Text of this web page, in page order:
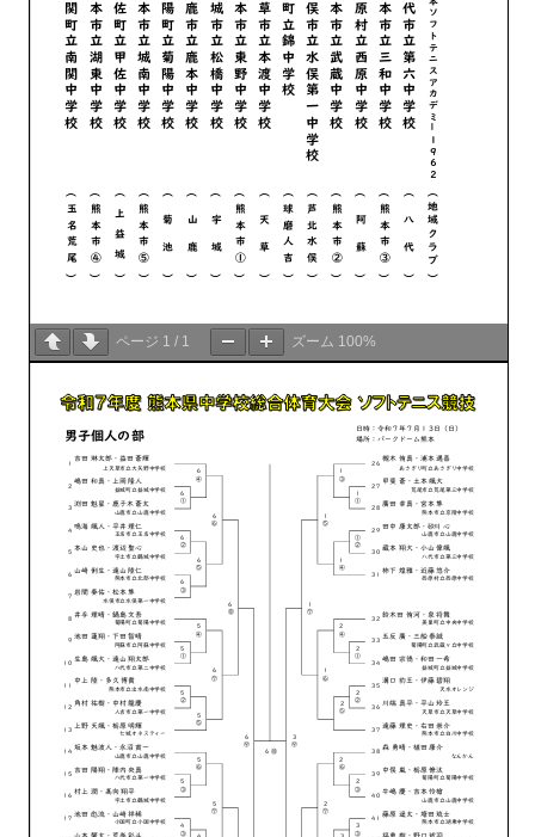
ページ 1 / 1 ズーム 100%